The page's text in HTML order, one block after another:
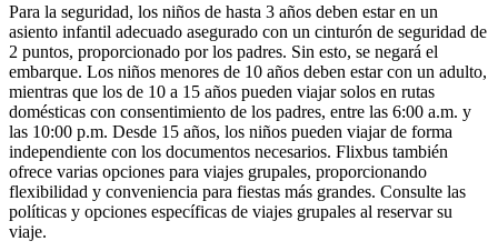
Para la seguridad, los niños de hasta 3 años deben estar en un
asiento infantil adecuado asegurado con un cinturón de seguridad de
2 puntos, proporcionado por los padres. Sin esto, se negará el
embarque. Los niños menores de 10 años deben estar con un adulto,
mientras que los de 10 a 15 años pueden viajar solos en rutas
domésticas con consentimiento de los padres, entre las 6:00 a.m. y
las 10:00 p.m. Desde 15 años, los niños pueden viajar de forma
independiente con los documentos necesarios. Flixbus también
ofrece varias opciones para viajes grupales, proporcionando
flexibilidad y conveniencia para fiestas más grandes. Consulte las
políticas y opciones específicas de viajes grupales al reservar su
viaje.